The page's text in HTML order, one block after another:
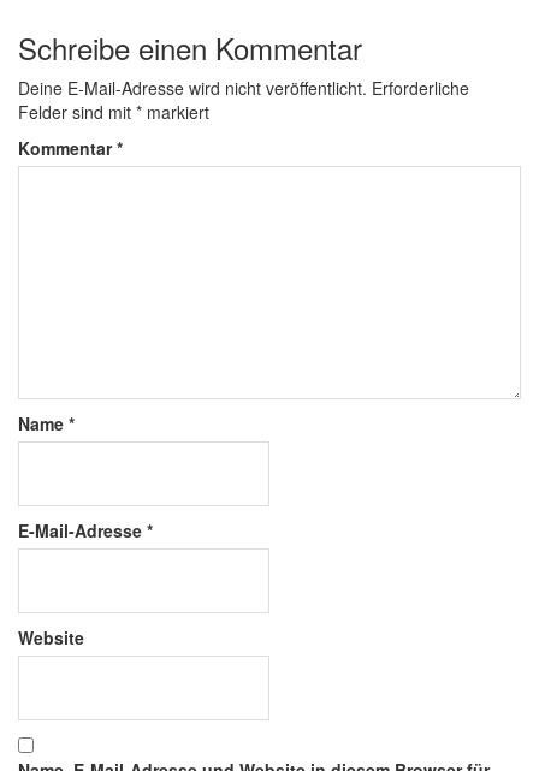
Schreibe einen Kommentar
Deine E-Mail-Adresse wird nicht veröffentlicht. Erforderliche
Felder sind mit * markiert
Kommentar*
Name *
E-Mail-Adresse *
Website